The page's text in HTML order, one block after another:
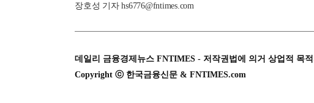
장호성 기자 hs6776@fntimes.com
데일리 금융경제뉴스 FNTIMES - 저작권법에 의거 상업적 목
Copyright ⓒ 한국금융신문 & FNTIMES.com